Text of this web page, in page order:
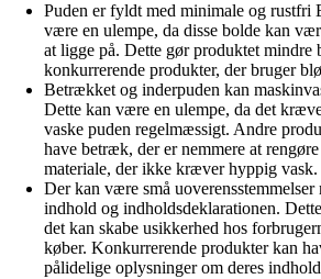
Puden er fyldt med minimale og rustfri
være en ulempe, da disse bolde kan
at ligge på. Dette gør produktet mindre
konkurrerende produkter, der bruger
Betrækket og inderpuden kan
Dette kan være en ulempe, da det
vaske puden regelmæssigt. Andre
have betræk, der er nemmere at
materiale, der ikke kræver hyppig vask.
Der kan være små uoverensstemmelser
indhold og indholdsdeklarationen.
det kan skabe usikkerhed hos
køber. Konkurrerende produkter kan
pålidelige oplysninger om deres